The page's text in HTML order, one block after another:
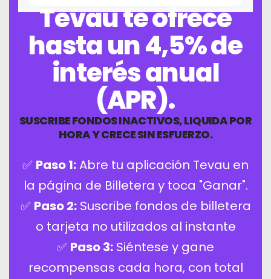
Tevau te ofrece
hasta un 4,5% de
interés anual
(APR).
SUSCRIBE FONDOS INACTIVOS, LIQUIDA POR
HORA Y CRECE SIN ESFUERZO.
✅ Paso 1:Abre tu aplicación Tevau en
la página de Billetera y toca "Ganar".
✅ Paso 2:Suscribe fondos de billetera
o tarjeta no utilizados al instante
✅ Paso 3: Siéntese y gane
recompensas cada hora, con total